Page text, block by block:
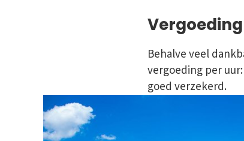
Behalve veel
vergoeding per
goed verzekerd.